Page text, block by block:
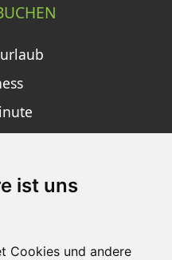
ist uns
Cookies und andere
SKI APP
iOS und Android - Ein
und Schneefreaks!